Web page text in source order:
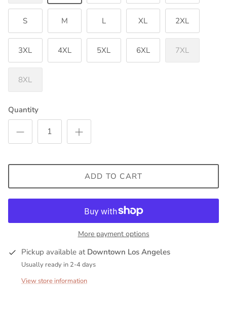
S M L XL 2XL
3XL 4XL 5XL 6XL 7XL
8XL
Quantity
ADD TO CART
More payment options
Pickup available at Downtown Los Angeles
Usually ready in 2-4 days
View store information